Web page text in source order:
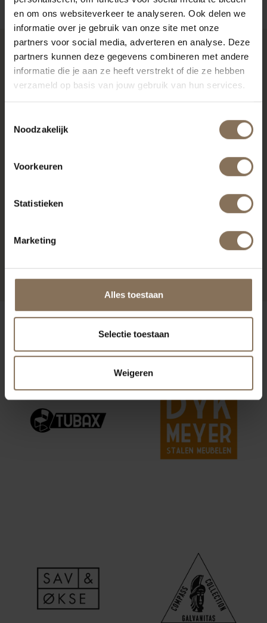
en om ons websiteverkeer te analyseren. Ook delen we
informatie over je gebruik van onze site met onze
partners voor social media, adverteren en analyse. Deze
partners kunnen deze gegevens combineren met andere
informatie die je aan ze heeft verstrekt of die ze hebben
verzameld op basis van jouw gebruik van hun services.
Noodzakelijk
Voorkeuren
Statistieken
Marketing
Alles toestaan
Selectie toestaan
Weigeren
RECENT BEKEKEN
TROMPET | EIKEN
VANAF€ 1.105,00
ONZE MERKEN